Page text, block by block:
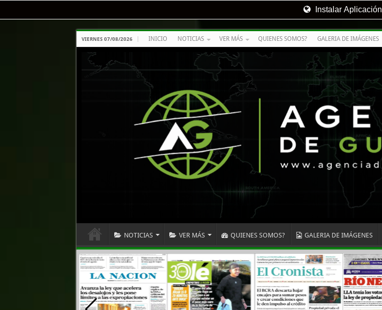
Instalar Aplicación
VIERNES 07/08/2026 INICIO NOTICIAS VER MÁS QUIENES SOMOS? GALERIA DE IMÁGENES
NOTICIAS VER MÁS QUIENES SOMOS? GALERIA DE IMÁGENES